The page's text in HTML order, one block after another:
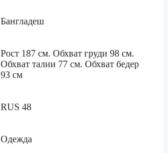
Бангладеш
Рост 187 см. Обхват груди 98 см.
Обхват талии 77 см. Обхват бедер
93 см
RUS 48
Одежда